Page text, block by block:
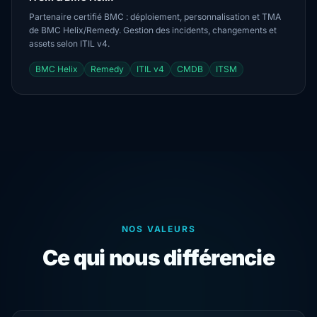
Partenaire certifié BMC : déploiement, personnalisation et TMA
de BMC Helix/Remedy. Gestion des incidents, changements et
assets selon ITIL v4.
BMC Helix Remedy ITIL v4 CMDB ITSM
NOS VALEURS
Ce qui nous différencie